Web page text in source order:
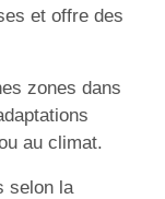
et offre des
zones dans
au climat.
selon la